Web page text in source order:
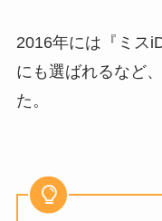
2016年には『ミス
にも選ばれるなど
た。